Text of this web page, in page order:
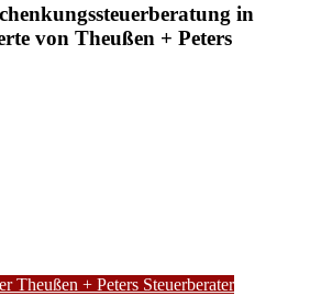
in
von Theußen + Peters
Theußen + Peters Steuerberater